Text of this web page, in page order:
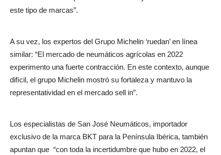
este tipo de marcas”.
A su vez, los expertos del Grupo Michelin ‘ruedan’ en línea
similar: “El mercado de neumáticos agrícolas en 2022
experimento una fuerte contracción. En este contexto, aunque
difícil, el grupo Michelin mostró su fortaleza y mantuvo la
representatividad en el mercado sell in”.
Los especialistas de San José Neumáticos, importador
exclusivo de la marca BKT para la Península Ibérica, también
apuntan que “con toda la incertidumbre que hubo en 2022, el